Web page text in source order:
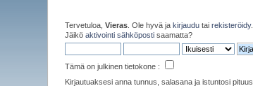
Tervetuloa,Vieras . Ole hyvä jakirjaudu tairekisteröidy.
Jäiköaktivointi sähköposti saamatta?
Tämä on julkinen tietokone :
Kirjautuaksesi anna tunnus, salasana ja istuntosi pituus